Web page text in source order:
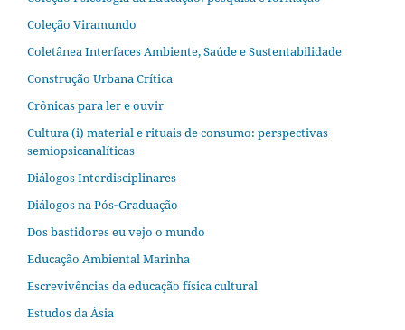
Coleção Viramundo
Coletânea Interfaces Ambiente, Saúde e Sustentabilidade
Construção Urbana Crítica
Crônicas para ler e ouvir
Cultura (i) material e rituais de consumo: perspectivas
semiopsicanalíticas
Diálogos Interdisciplinares
Diálogos na Pós‐Graduação
Dos bastidores eu vejo o mundo
Educação Ambiental Marinha
Escrevivências da educação física cultural
Estudos da Ásia​